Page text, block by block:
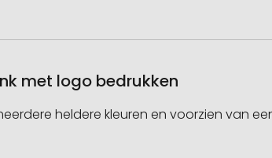
met logo bedrukken
heldere kleuren en voorzien van